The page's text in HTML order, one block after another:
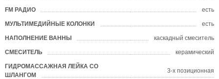
FM РАДИО есть
МУЛЬТИМЕДИЙНЫЕ КОЛОНКИ есть
НАПОЛНЕНИЕ ВАННЫ каскадный смеситель
СМЕСИТЕЛЬ керамический
ГИДРОМАССАЖНАЯ ЛЕЙКА СО
ШЛАНГОМ
3-х позиционная